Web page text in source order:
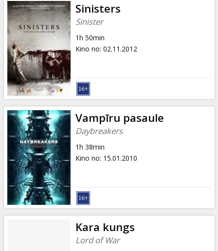
Sinisters
Sinister
1h 50min
Kino no: 02.11.2012
Vampīru pasaule
Daybreakers
1h 38min
Kino no: 15.01.2010
Kara kungs
Lord of War